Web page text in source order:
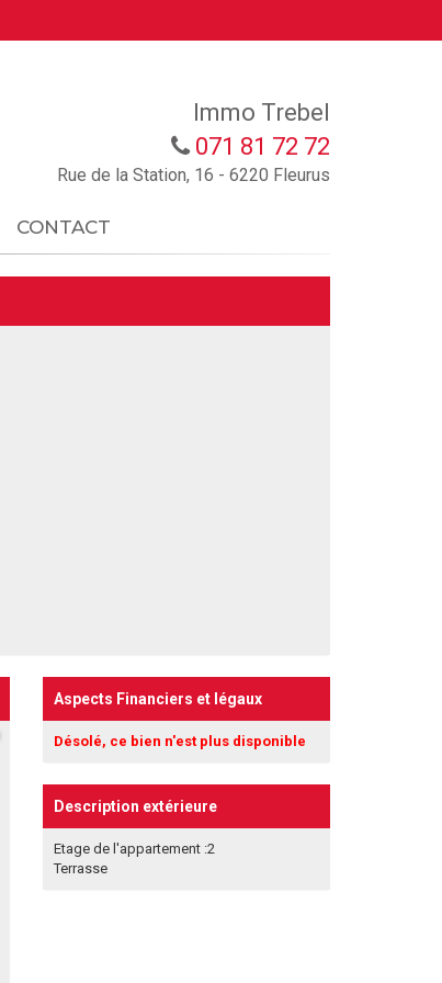
Immo Trebel
071 81 72 72
Rue de la Station, 16 - 6220 Fleurus
CONTACT
Aspects Financiers et légaux
Désolé, ce bien n'est plus disponible
Description extérieure
Etage de l'appartement :2
Terrasse